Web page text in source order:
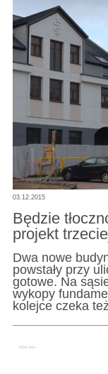
03.12.2015
Będzie
projekt
Dwa nowe
powstały przy
gotowe. Na
wykopy
kolejce czeka